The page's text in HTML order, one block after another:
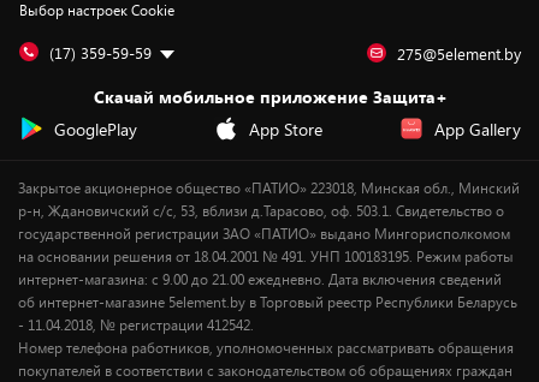
Дай пять добру!
Обработка персональных данных
Подарочные карты
Для мобильных устройств
Для компьютеров
Сервисные центры
Бонусы
Оплата частями
Новинки
Выбор настроек Cookie
(17) 359-59-59 275@5element.by
Скачай мобильное приложение Защита+
GooglePlay
App Store App Gallery
Закрытое акционерное общество «ПАТИО» 223018, Минская обл., Минский
р-н, Ждановичский с/с, 53, вблизи д.Тарасово, оф. 503.1. Свидетельство о
государственной регистрации ЗАО «ПАТИО» выдано Мингорисполкомом
на основании решения от 18.04.2001 № 491. УНП 100183195. Режим работы
интернет-магазина: с 9.00 до 21.00 ежедневно. Дата включения сведений
об интернет-магазине 5element.by в Торговый реестр Республики Беларусь
- 11.04.2018, № регистрации 412542.
Номер телефона работников, уполномоченных рассматривать обращения
покупателей в соответствии с законодательством об обращениях граждан